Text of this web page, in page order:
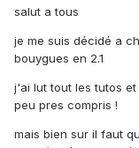
salut a tous
je me suis décidé a
bouygues en 2.1
j'ai lut tout les tutos
peu pres compris !
mais bien sur il faut